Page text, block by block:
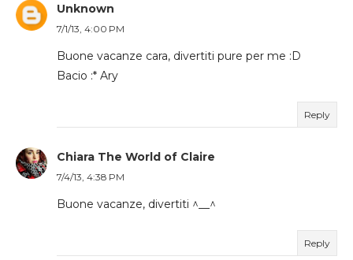
Unknown
7/1/13, 4:00 PM
Buone vacanze cara, divertiti pure per me :D
Bacio :* Ary
Reply
Chiara The World of Claire
7/4/13, 4:38 PM
Buone vacanze, divertiti ^__^
Reply